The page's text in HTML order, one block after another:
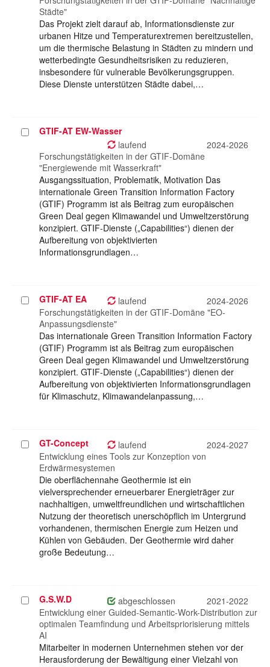
Städte"
Das Projekt zielt darauf ab, Informationsdienste zur
urbanen Hitze und Temperaturextremen bereitzustellen,
um die thermische Belastung in Städten zu mindern und
wetterbedingte Gesundheitsrisiken zu reduzieren,
insbesondere für vulnerable Bevölkerungsgruppen.
Diese Dienste unterstützen Städte dabei,…
ProjektGTIF-AT EW-Wasser
laufend
2024-2026
Forschungstätigkeiten in der GTIF-Domäne
"Energiewende mit Wasserkraft"
Ausgangssituation, Problematik, Motivation Das
internationale Green Transition Information Factory
(GTIF) Programm ist als Beitrag zum europäischen
Green Deal gegen Klimawandel und Umweltzerstörung
konzipiert. GTIF-Dienste („Capabilities“) dienen der
Aufbereitung von objektivierten
Informationsgrundlagen…
Projekt
auswählen
GTIF-AT EA laufend
2024-2026
Forschungstätigkeiten in der GTIF-Domäne "EO-
Anpassungsdienste"
Das internationale Green Transition Information Factory
(GTIF) Programm ist als Beitrag zum europäischen
Green Deal gegen Klimawandel und Umweltzerstörung
konzipiert. GTIF-Dienste („Capabilities“) dienen der
Aufbereitung von objektivierten Informationsgrundlagen
für Klimaschutz, Klimawandelanpassung,…
Projekt
auswählen
GT-Concept laufend
2024-2027
Entwicklung eines Tools zur Konzeption von
Erdwärmesystemen
Die oberflächennahe Geothermie ist ein
vielversprechender erneuerbarer Energieträger zur
nachhaltigen, umweltfreundlichen und wirtschaftlichen
Nutzung der theoretisch unerschöpflich im Untergrund
vorhandenen, thermischen Energie zum Heizen und
Kühlen von Gebäuden. Der Geothermie wird daher
große Bedeutung…
Projekt
auswählen
G.S.W.D abgeschlossen
2021-2022
Entwicklung einer Guided-Semantic-Work-Distribution zur
optimalen Teamfindung und Arbeitspriorisierung mittels
AI
Mitarbeiter in modernen Unternehmen stehen vor der
Herausforderung der Bewältigung einer Vielzahl von